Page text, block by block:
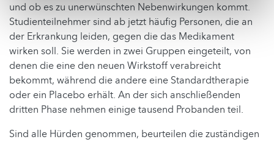
und ob es zu unerwünschten Nebenwirkungen kommt.
Studienteilnehmer sind ab jetzt häufig Personen, die an
der Erkrankung leiden, gegen die das Medikament
wirken soll. Sie werden in zwei Gruppen eingeteilt, von
denen die eine den neuen Wirkstoff verabreicht
bekommt, während die andere eine Standardtherapie
oder ein Placebo erhält. An der sich anschließenden
dritten Phase nehmen einige tausend Probanden teil.
Sind alle Hürden genommen, beurteilen die zuständigen